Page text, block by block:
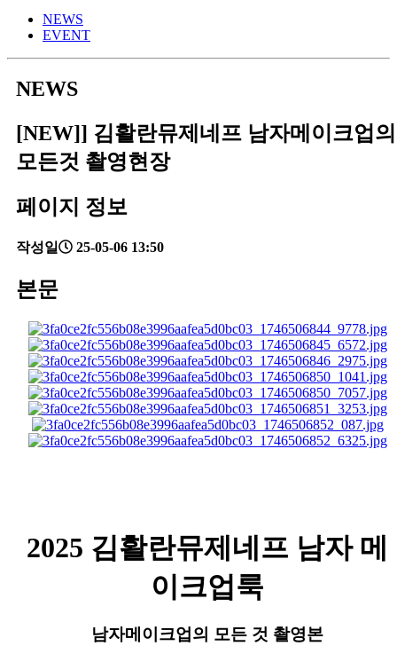
NEWS
EVENT
NEWS
[NEW]] 김활란뮤제네프 남자메이크업의
모든것 촬영현장
페이지 정보
작성일 25-05-06 13:50
본문
2025 김활란뮤제네프 남자 메
이크업룩
남자메이크업의 모든 것 촬영본